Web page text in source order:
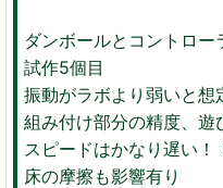
ダンボールとコントロ
試作5個目
振動がラボより弱いと想
組み付け部分の精度、遊
スピードはかなり遅い！
床の摩擦も影響有り